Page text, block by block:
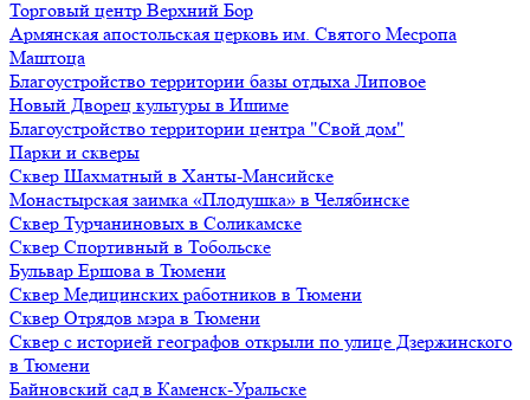
Торговый центр Верхний Бор
Армянская апостольская церковь им. Святого Месропа
Маштоца
Благоустройство территории базы отдыха Липовое
Нoвый Двoрeц культуры в Ишимe
Благоустройство территории центра "Свой дом"
Парки и скверы
Сквер Шахматный в Ханты-Мансийске
Монастырская заимка «Плодушка» в Челябинске
Сквер Турчаниновых в Соликамске
Сквер Спортивный в Тобольске
Бульвар Ершова в Тюмени
Сквер Медицинских работников в Тюмени
Сквер Отрядов мэра в Тюмени
Сквер с историей географов открыли по улице Дзержинского
в Тюмени
Байновский сад в Каменск-Уральске